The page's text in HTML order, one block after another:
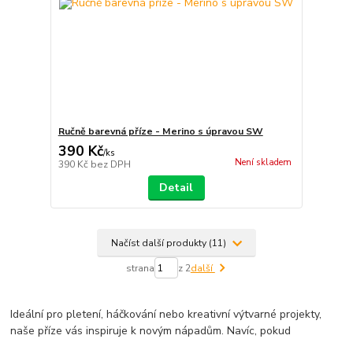
Ručně barevná příze - Merino s úpravou SW
390 Kč/ks
390 Kč bez DPH Není skladem
Detail
Načíst další produkty (11)
strana z 2další
Ideální pro pletení, háčkování nebo kreativní výtvarné projekty,
naše příze vás inspiruje k novým nápadům. Navíc, pokud